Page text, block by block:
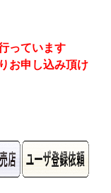
っています
お申し込み頂け